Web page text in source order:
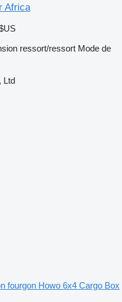
Africa
ressort/ressort Mode de
Ltd
fourgon Howo 6x4 Cargo Box